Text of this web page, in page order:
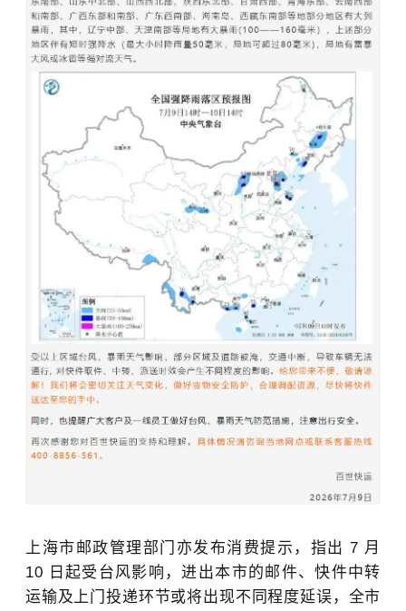
上海市邮政管理部门亦发布消费提示，指出 7 月
10 日起受台风影响，进出本市的邮件、快件中转
运输及上门投递环节或将出现不同程度延误，全市